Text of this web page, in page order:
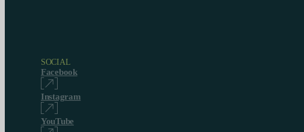
SOCIAL
Facebook
Instagram
YouTube